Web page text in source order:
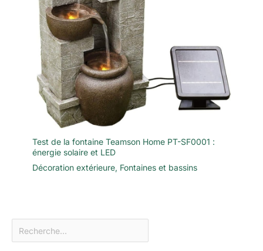
Test de la fontaine Teamson Home PT-SF0001 :
énergie solaire et LED
Décoration extérieure, Fontaines et bassins